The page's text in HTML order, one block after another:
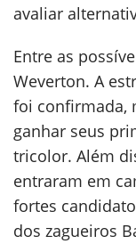
avaliar
Entre as
Weverton. A
foi confirmada,
ganhar seus
tricolor. Além
entraram em
fortes
dos zagueiros